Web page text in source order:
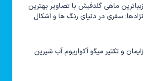
زیباترین ماهی گلدفیش با تصاویر بهترین
نژادها: سفری در دنیای رنگ ها و اشکال
زایمان و تکثیر میگو آکواریوم آب شیرین